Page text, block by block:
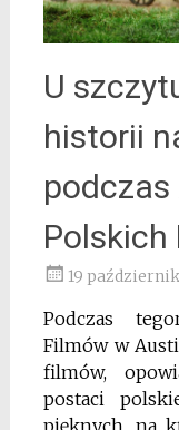
U
historii
podczas
Polskich
19
Podczas
Filmów w
filmów,
postaci